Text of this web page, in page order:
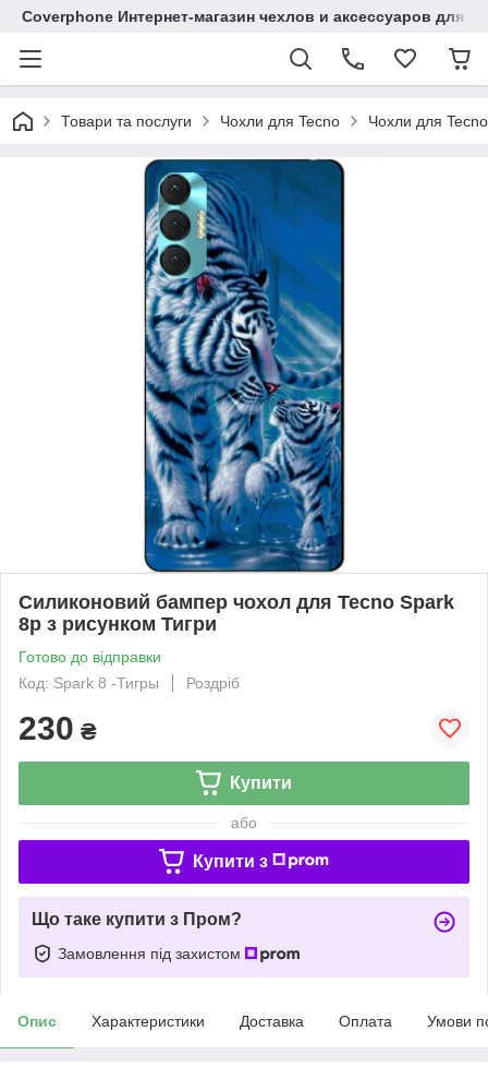
Coverphone Интернет-магазин чехлов и аксессуаров для
Товари та послуги Чохли для Tecno Чохли для
Силиконовий бампер чохол для Tecno Spark
8p з рисунком Тигри
Готово до відправки
Код: Spark 8 -Тигры
Роздріб
230 ₴
Купити
або
Купити з
Що таке купити з Пром?
Замовлення під захистом
Опис Характеристики Доставка Оплата Умови